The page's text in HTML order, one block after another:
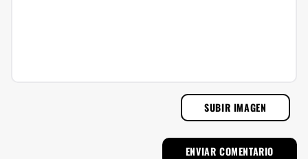
SUBIR IMAGEN